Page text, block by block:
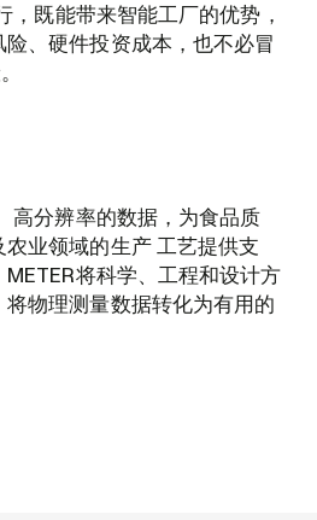
，既能带来智能工厂的优势，
、硬件投资成本，也不必冒
高分辨率的数据，为食品质
业领域的生产 工艺提供支
将科学、工程和设计方
物理测量数据转化为有用的